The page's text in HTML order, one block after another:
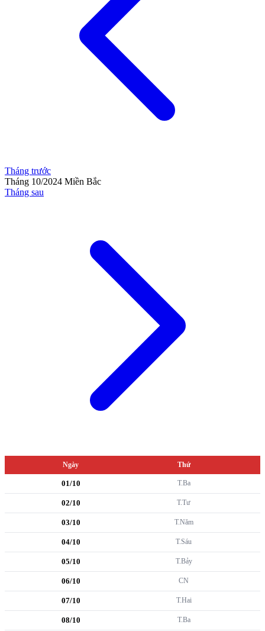
Tháng trước
Tháng 10/2024 Miền Bắc
Tháng sau
Ngày Thứ
01/10 T.Ba
02/10 T.Tư
03/10 T.Năm
04/10 T.Sáu
05/10 T.Bảy
06/10 CN
07/10 T.Hai
08/10 T.Ba